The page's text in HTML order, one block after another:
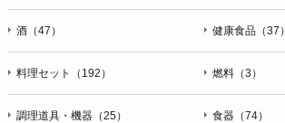
酒（47） 健康食品（37）
料理セット（192） 燃料（3）
調理道具・機器（25） 食器（74）